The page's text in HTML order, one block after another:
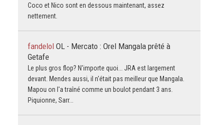
Coco et Nico sont en dessous maintenant, assez
nettement.
fandelol OL - Mercato : Orel Mangala prêté à
Getafe
Le plus gros flop? N'importe quoi... JRA est largement
devant. Mendes aussi, il n'était pas meilleur que Mangala.
Mapou on l'a traîné comme un boulot pendant 3 ans.
Piquionne, Sarr...